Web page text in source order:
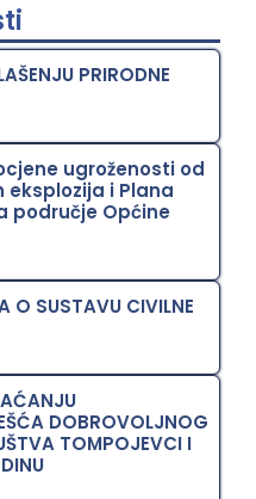
PRIRODNE
ugroženosti od
eksplozija i Plana
područje Općine
O SUSTAVU CIVILNE
DOBROVOLJNOG
TOMPOJEVCI I